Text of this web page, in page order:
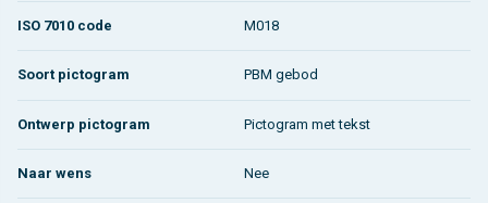
ISO 7010 code M018
Soort pictogram PBM gebod
Ontwerp pictogram Pictogram met tekst
Naar wens Nee